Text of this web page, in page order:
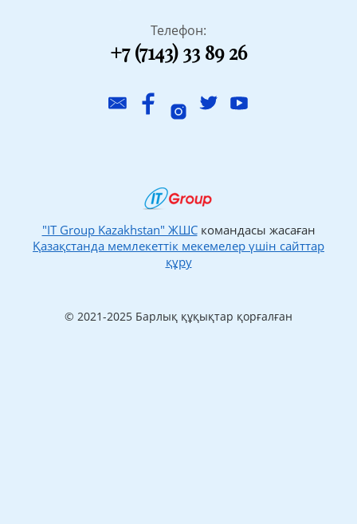
Телефон:
+7 (7143) 33 89 26
"IT Group Kazakhstan" ЖШСкомандасы жасаған
Қазақстанда мемлекеттік мекемелер үшін сайттар
құру
© 2021-2025 Барлық құқықтар қорғалған